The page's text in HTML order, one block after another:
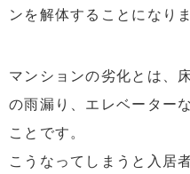
ンを解体することになりま
マンションの劣化とは、
の雨漏り、エレベーター
ことです。
こうなってしまうと入居